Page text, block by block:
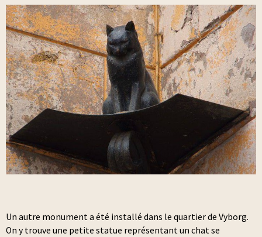
Un autre monument a été installé dans le quartier de Vyborg.
On y trouve une petite statue représentant un chat se